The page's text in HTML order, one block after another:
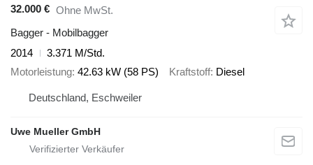
32.000 € Ohne MwSt.
Bagger - Mobilbagger
2014
3.371 M/Std.
Motorleistung 42.63 kW (58 PS) Kraftstoff Diesel
Deutschland, Eschweiler
Uwe Mueller GmbH